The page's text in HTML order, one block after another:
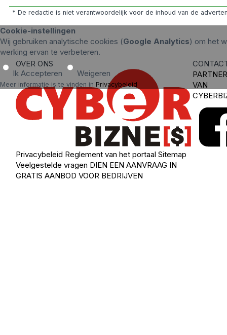
* De redactie is niet verantwoordelijk voor de inhoud van de
Cookie-instellingen
Wij gebruiken analytische cookies (Google Analytics) om het
werking ervan te verbeteren.
Ik Accepteren Weigeren
Meer informatie is te vinden in Privacybeleid.
OVER ONS
Privacybeleid Reglement van het portaal Sitemap
Veelgestelde vragen DIEN EEN AANVRAAG IN
GRATIS AANBOD VOOR BEDRIJVEN
VAN